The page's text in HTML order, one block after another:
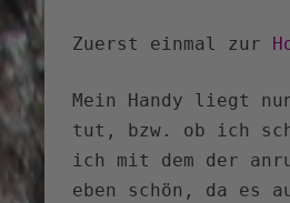
Zuerst einmal zur
Mein Handy liegt
tut, bzw. ob ich
ich mit dem der
eben schön, da es